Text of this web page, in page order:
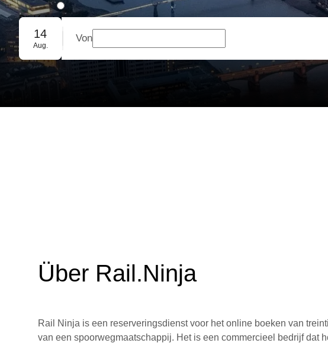
Rückfahrt
Gruppenbuchung
14
Aug.
Von
Über Rail.Ninja
Rail Ninja is een reserveringsdienst voor het online boeken van
van een spoorwegmaatschappij. Het is een commercieel bedrijf dat